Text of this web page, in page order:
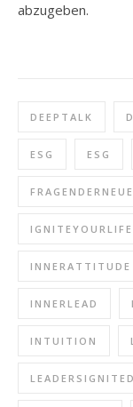
abzugeben.
DEEPTALK
ESG ESG
IGNITEYOURLIFE
INNERATTITUDE
INNERLEAD
INTUITION
LEADERSIGNITED